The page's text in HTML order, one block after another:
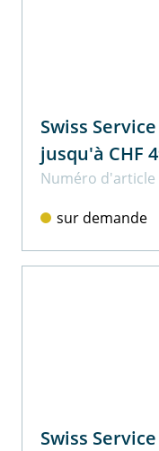
Swiss
jusqu'à CHF
Numéro d'article
sur demande
Swiss